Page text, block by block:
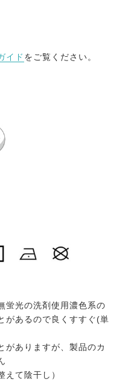
製には伸縮性と保温性
ー糸を使用しました。
ィット感のデザイン。
ットします。
なので、普段使いのイ
イド をご覧ください。
蛍光の洗剤使用濃色系の
があるので良くすすぐ(単
がありますが、製品のカ
えて陰干し）